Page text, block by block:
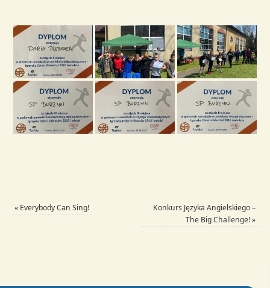
« Everybody Can Sing!
Konkurs Języka Angielskiego –
The Big Challenge!»